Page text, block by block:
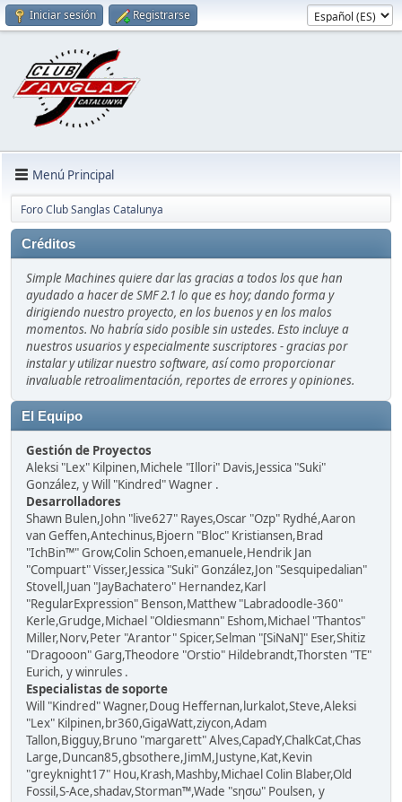
Iniciar sesión Registrarse
Menú Principal
Foro Club Sanglas Catalunya
Créditos
Simple Machines quiere dar las gracias a todos los que han
ayudado a hacer de SMF 2.1 lo que es hoy; dando forma y
dirigiendo nuestro proyecto, en los buenos y en los malos
momentos. No habría sido posible sin ustedes. Esto incluye a
nuestros usuarios y especialmente suscriptores - gracias por
instalar y utilizar nuestro software, así como proporcionar
invaluable retroalimentación, reportes de errores y opiniones.
El Equipo
Gestión de Proyectos
Aleksi "Lex" Kilpinen,Michele "Illori" Davis,Jessica "Suki"
González, y Will "Kindred" Wagner .
Desarrolladores
Shawn Bulen,John "live627" Rayes,Oscar "Ozp" Rydhé,Aaron
van Geffen,Antechinus,Bjoern "Bloc" Kristiansen,Brad
"IchBin™" Grow,Colin Schoen,emanuele,Hendrik Jan
"Compuart" Visser,Jessica "Suki" González,Jon "Sesquipedalian"
Stovell,Juan "JayBachatero" Hernandez,Karl
"RegularExpression" Benson,Matthew "Labradoodle-360"
Kerle,Grudge,Michael "Oldiesmann" Eshom,Michael "Thantos"
Miller,Norv,Peter "Arantor" Spicer,Selman "[SiNaN]" Eser,Shitiz
"Dragooon" Garg,Theodore "Orstio" Hildebrandt,Thorsten "TE"
Eurich, y winrules .
Especialistas de soporte
Will "Kindred" Wagner,Doug Heffernan,lurkalot,Steve,Aleksi
"Lex" Kilpinen,br360,GigaWatt,ziycon,Adam
Tallon,Bigguy,Bruno "margarett" Alves,CapadY,ChalkCat,Chas
Large,Duncan85,gbsothere,JimM,Justyne,Kat,Kevin
"greyknight17" Hou,Krash,Mashby,Michael Colin Blaber,Old
Fossil,S-Ace,shadav,Storman™,Wade "sησω" Poulsen, y